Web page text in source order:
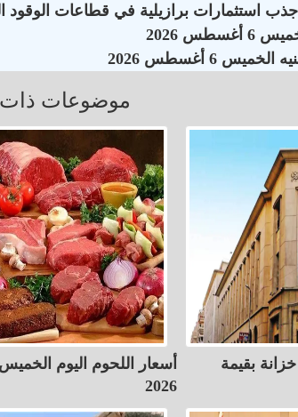
استثمارات برازيلية في قطاعات الوقود
2026
موضوعات
بقيمة
2026